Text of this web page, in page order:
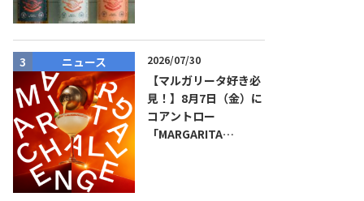
ニュース 2026/07/30
【マルガリータ好き必
見！】8月7日（金）に
コアントロー
「MARGARITA